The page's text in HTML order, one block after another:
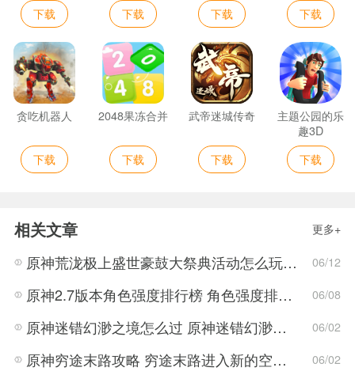
下载 下载 下载 下载
贪吃机器人
下载
2048果冻合并
下载
武帝迷城传奇
下载
主题公园的乐
趣3D
下载
相关文章 更多+
原神荒泷极上盛世豪鼓大祭典活动怎么玩 荒泷极上盛世豪鼓大祭典活动指南 06/12
原神2.7版本角色强度排行榜 角色强度排行2022最新 06/08
原神迷错幻渺之境怎么过 原神迷错幻渺之境通关攻略 06/02
原神穷途末路攻略 穷途末路进入新的空间任务解密流程 06/02